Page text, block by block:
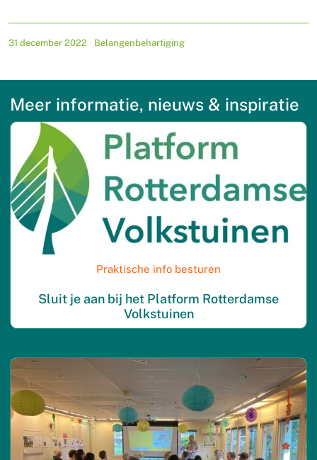
31 december 2022 Belangenbehartiging
Meer informatie, nieuws & inspiratie
Praktische info besturen
Sluit je aan bij het Platform Rotterdamse
Volkstuinen